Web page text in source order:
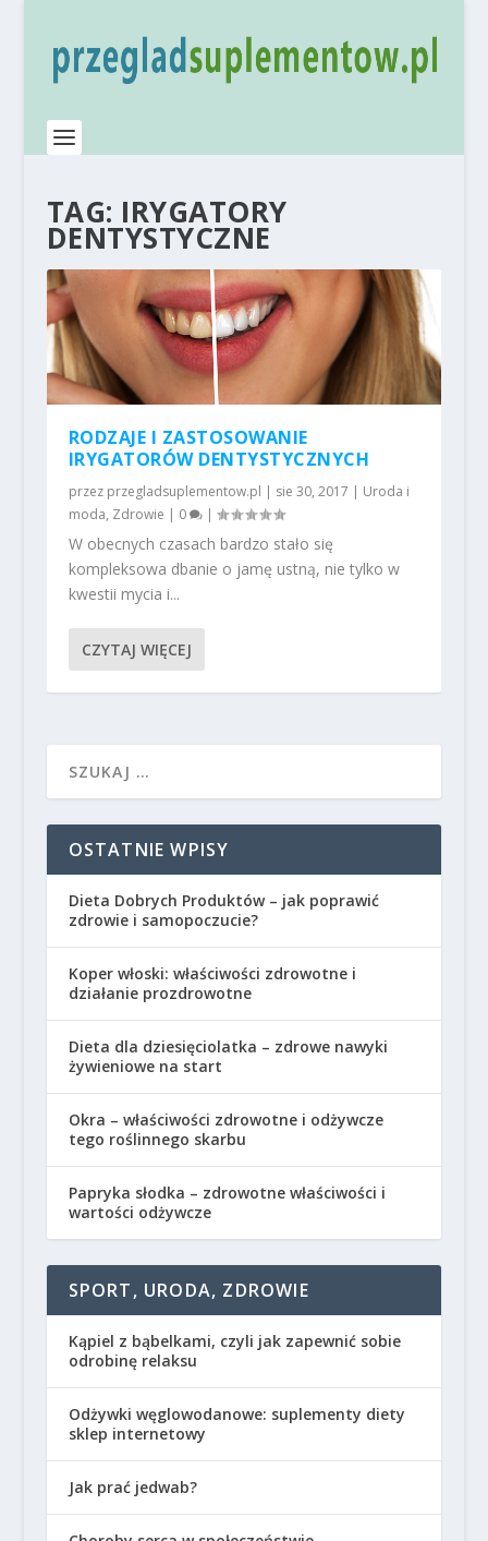
TAG: IRYGATORY
DENTYSTYCZNE
RODZAJE I ZASTOSOWANIE
IRYGATORÓW DENTYSTYCZNYCH
przez przegladsuplementow.pl | sie 30, 2017 | Uroda i
moda, Zdrowie | 0 |
W obecnych czasach bardzo stało się
kompleksowa dbanie o jamę ustną, nie tylko w
kwestii mycia i...
CZYTAJ WIĘCEJ
OSTATNIE WPISY
Dieta Dobrych Produktów – jak poprawić
zdrowie i samopoczucie?
Koper włoski: właściwości zdrowotne i
działanie prozdrowotne
Dieta dla dziesięciolatka – zdrowe nawyki
żywieniowe na start
Okra – właściwości zdrowotne i odżywcze
tego roślinnego skarbu
Papryka słodka – zdrowotne właściwości i
wartości odżywcze
SPORT, URODA, ZDROWIE
Kąpiel z bąbelkami, czyli jak zapewnić sobie
odrobinę relaksu
Odżywki węglowodanowe: suplementy diety
sklep internetowy
Jak prać jedwab?